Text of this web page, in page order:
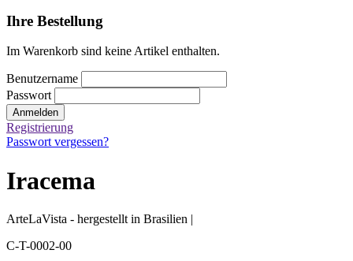
Ihre Bestellung
Im Warenkorb sind keine Artikel enthalten.
Benutzername
Passwort
Anmelden
Registrierung
Passwort vergessen?
Iracema
ArteLaVista - hergestellt in Brasilien |
C-T-0002-00